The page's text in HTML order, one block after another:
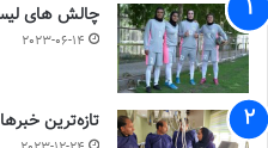
چالش هاى
2023-06-14
تازه‌ترین خبرها از درمان ۲